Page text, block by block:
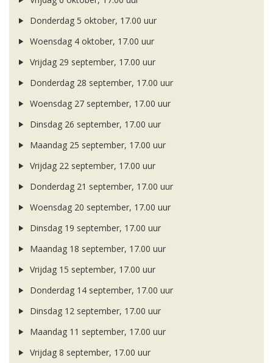
Donderdag 5 oktober, 17.00 uur
Woensdag 4 oktober, 17.00 uur
Vrijdag 29 september, 17.00 uur
Donderdag 28 september, 17.00 uur
Woensdag 27 september, 17.00 uur
Dinsdag 26 september, 17.00 uur
Maandag 25 september, 17.00 uur
Vrijdag 22 september, 17.00 uur
Donderdag 21 september, 17.00 uur
Woensdag 20 september, 17.00 uur
Dinsdag 19 september, 17.00 uur
Maandag 18 september, 17.00 uur
Vrijdag 15 september, 17.00 uur
Donderdag 14 september, 17.00 uur
Dinsdag 12 september, 17.00 uur
Maandag 11 september, 17.00 uur
Vrijdag 8 september, 17.00 uur